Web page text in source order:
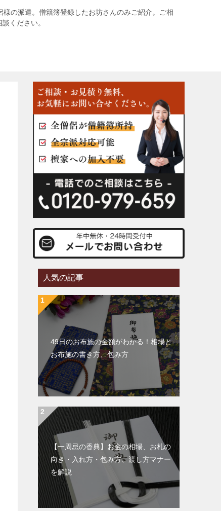
の派遣。僧籍簿登録したお坊さんのみご紹介。ご相
ください。
人気の記事
49日のお布施の金額がわかる！相場と
お布施の書き方、包み方
【一周忌の香典】お金の相場、お札の
向き・入れ方・包み方、渡し方マナー
を解説